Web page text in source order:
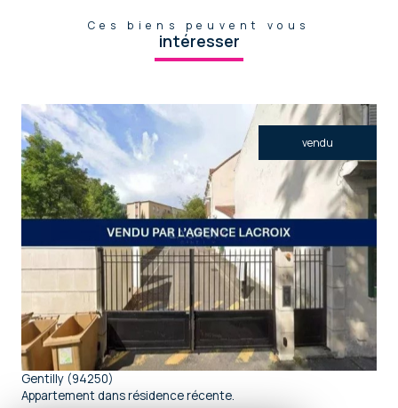
Ces biens peuvent vous
intéresser
vendu
voir le bien
Gentilly (94250)
Appartement dans résidence récente.